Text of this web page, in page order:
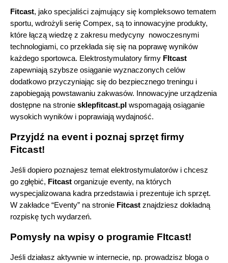
Fitcast, jako specjaliści zajmujący się kompleksowo tematem
sportu, wdrożyli serię Compex, są to innowacyjne produkty,
które łączą wiedzę z zakresu medycyny  nowoczesnymi
technologiami, co przekłada się się na poprawę wyników
każdego sportowca. Elektrostymulatory firmy
zapewniają szybsze osiąganie wyznaczonych celów
dodatkowo przyczyniając się do bezpiecznego treningu i
zapobiegają powstawaniu zakwasów. Innowacyjne urządzenia
dostępne na stronie sklepfitcast.pl wspomagają osiąganie
wysokich wyników i poprawiają wydajność.
Przyjdź na event i poznaj sprzęt firmy
Fitcast!
Jeśli dopiero poznajesz temat elektrostymulatorów i chcesz
go zgłębić, Fitcast organizuje eventy, na których
wyspecjalizowana kadra przedstawia i prezentuje ich sprzęt.
W zakładce “Eventy” na stronie Fitcast znajdziesz dokładną
rozpiskę tych wydarzeń.
Pomysły na wpisy o programie FItcast!
Jeśli działasz aktywnie w internecie, np. prowadzisz bloga o